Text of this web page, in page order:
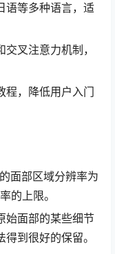
语等多种语言，适
叉注意力机制，
程，降低用户入门
面部区域分辨率为
的上限。
始面部的某些细节
到很好的保留。